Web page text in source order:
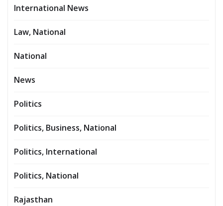
International News
Law, National
National
News
Politics
Politics, Business, National
Politics, International
Politics, National
Rajasthan